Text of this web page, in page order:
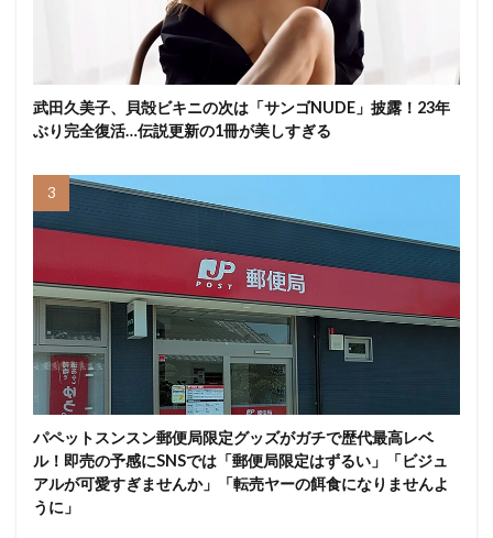
武田久美子、貝殻ビキニの次は「サンゴNUDE」披露！23年
ぶり完全復活…伝説更新の1冊が美しすぎる
パペットスンスン郵便局限定グッズがガチで歴代最高レベ
ル！即売の予感にSNSでは「郵便局限定はずるい」「ビジュ
アルが可愛すぎませんか」「転売ヤーの餌食になりませんよ
うに」